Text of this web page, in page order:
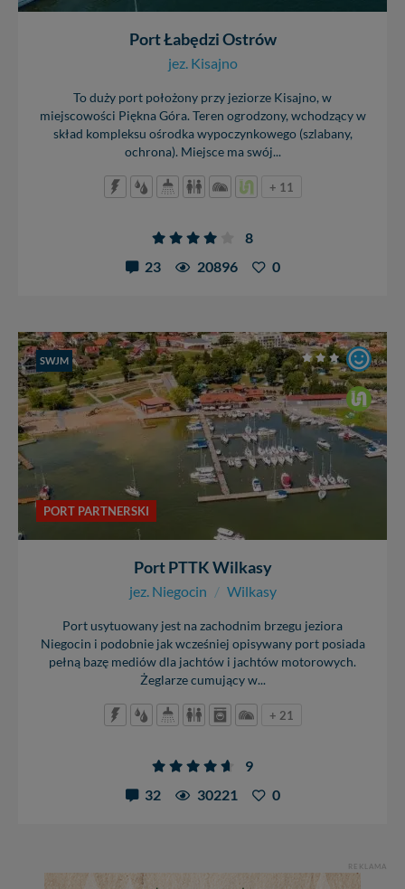
Port Łabędzi Ostrów
jez. Kisajno
To duży port położony przy jeziorze Kisajno, w
miejscowości Piękna Góra. Teren ogrodzony, wchodzący w
skład kompleksu ośrodka wypoczynkowego (szlabany,
ochrona). Miejsce ma swój...
+ 11
8
23
20896 0
SWJM
PORT PARTNERSKI
Port PTTK Wilkasy
jez. Niegocin / Wilkasy
Port usytuowany jest na zachodnim brzegu jeziora
Niegocin i podobnie jak wcześniej opisywany port posiada
pełną bazę mediów dla jachtów i jachtów motorowych.
Żeglarze cumujący w...
+ 21
9
32
30221 0
REKLAMA